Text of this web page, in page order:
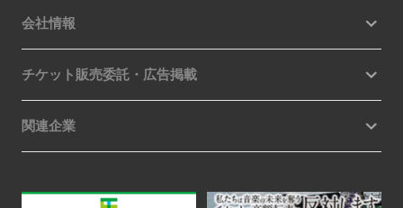
会社情報
チケット販売委託・広告掲載
関連企業